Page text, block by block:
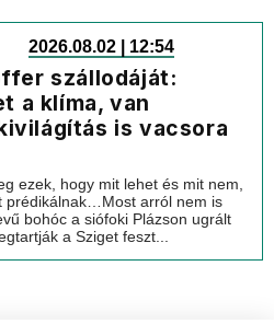
2026.08.02 | 12:54
szállodáját:
a klíma, van
is vacsora
ezek, hogy mit lehet és mit nem,
prédikálnak…Most arról nem is
bohóc a siófoki Plázson ugrált
a Sziget feszt...